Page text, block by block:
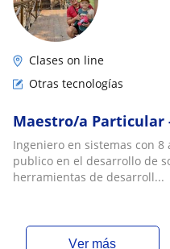
Clases on line
Otras tecnologías
Maestro/a Particular
Ingeniero en sistemas con
publico en el desarrollo de
herramientas de desarroll...
ver más